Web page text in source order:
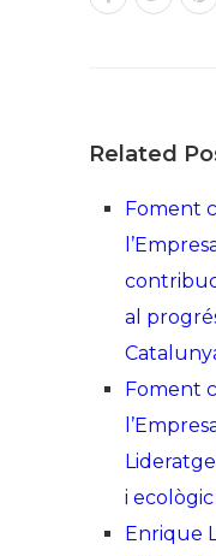
Related
Foment
al
Foment
i ecològic
Enrique